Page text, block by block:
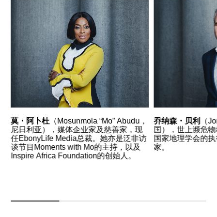
莫・阿卜杜 （Mosunmola “Mo” Abudu，
尼日利亚），媒体企业家及慈善家，现
任EbonyLife Media总裁。她亦是泛非访
谈节目Moments with Mo的主持，以及
Inspire Africa Foundation的创始人。
乔纳森・贝利
（
国），世上濒危
国家地理学会的
家。